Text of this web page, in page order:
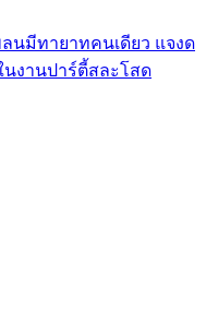
นมีทายาทคนเดียว แจงด
นงานปาร์ตี้สละโสด